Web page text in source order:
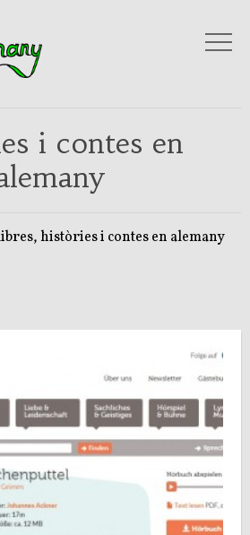
i contes en
històries i contes en alemany